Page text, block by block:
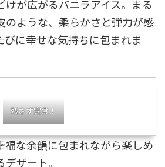
けが広がるバニラアイス。まる
のような、柔らかさと弾力が感
びに幸せな気持ちに包まれま
残さず完食！
福な余韻に包まれながら楽しめ
ザート。